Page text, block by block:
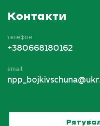
Контакти
телефон
+380668180162
email